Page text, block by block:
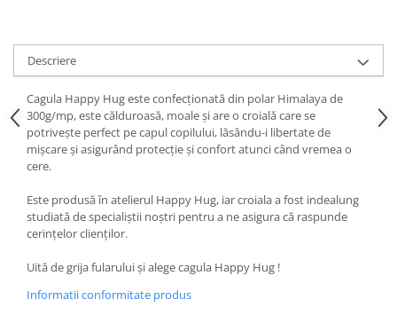
Descriere
Cagula Happy Hug este confecționată din polar Himalaya de
300g/mp, este călduroasă, moale și are o croială care se
potrivește perfect pe capul copilului, lăsându-i libertate de
mișcare și asigurând protecție și confort atunci când vremea o
cere.
Este produsă în atelierul Happy Hug, iar croiala a fost indealung
studiată de specialiștii noștri pentru a ne asigura că raspunde
cerințelor clienților.
Uită de grija fularului și alege cagula Happy Hug !
Informatii conformitate produs